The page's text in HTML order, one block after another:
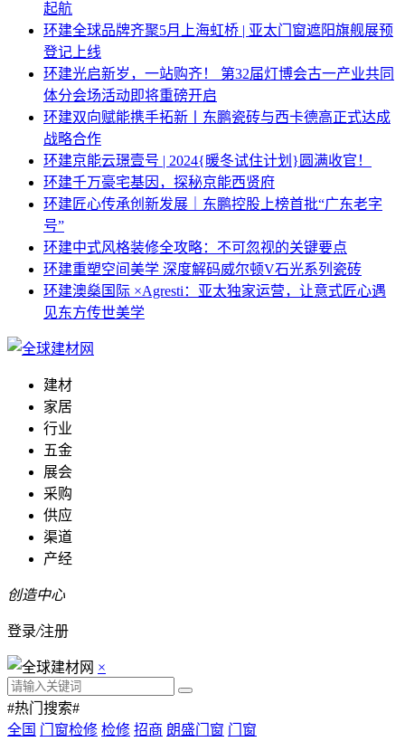
起航
环建全球品牌齐聚5月上海虹桥 | 亚太门窗遮阳旗舰展预
登记上线
环建光启新岁，一站购齐！ 第32届灯博会古一产业共同
体分会场活动即将重磅开启
环建双向赋能携手拓新丨东鹏瓷砖与西卡德高正式达成
战略合作
环建京能云璟壹号 | 2024{暖冬试住计划}圆满收官！
环建千万豪宅基因，探秘京能西贤府
环建匠心传承创新发展｜东鹏控股上榜首批“广东老字
号”
环建中式风格装修全攻略：不可忽视的关键要点
环建重塑空间美学 深度解码威尔顿V石光系列瓷砖
环建澳燊国际 ×Agresti：亚太独家运营，让意式匠心遇
见东方传世美学
建材
家居
行业
五金
展会
采购
供应
渠道
产经
创造中心
登录/注册
×
#热门搜索#
全国 门窗检修 检修 招商 朗盛门窗 门窗